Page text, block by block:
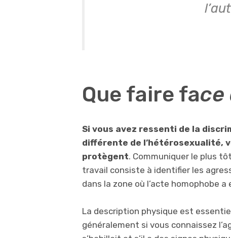
Que faire face
Si vous avez ressenti de la
différente de l’hétérosexualité,
protègent. Communiquer le plus
travail consiste à identifier les
dans la zone où l’acte homophobe a
La description physique est
généralement si vous connaissez